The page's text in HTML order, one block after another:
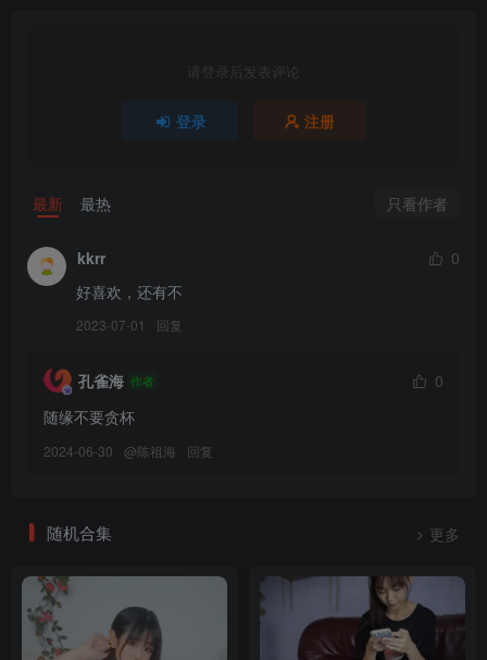
请登录后发表评论
登录 注册
最新 最热 只看作者
kkrr
0
好喜欢，还有不
2023-07-01 回复
孔雀海 作者
0
随缘不要贪杯
2024-06-30 @陈祖海 回复
随机合集 更多